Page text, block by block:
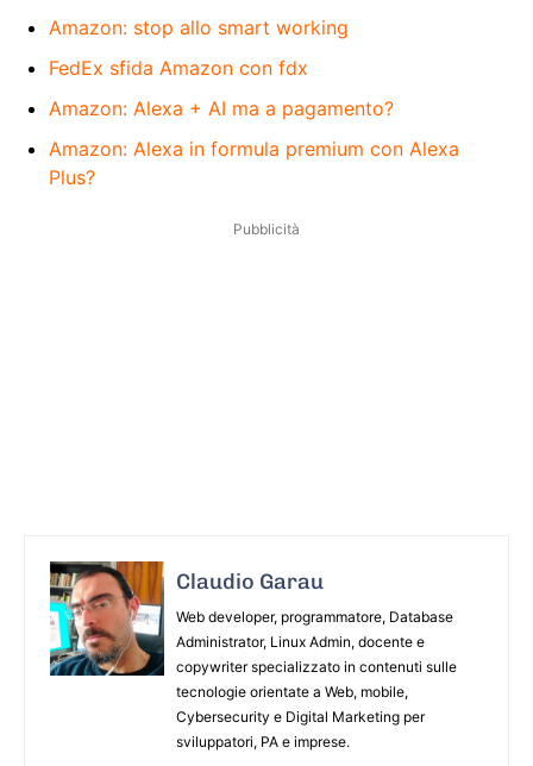
Amazon: stop allo smart working
FedEx sfida Amazon con fdx
Amazon: Alexa + AI ma a pagamento?
Amazon: Alexa in formula premium con Alexa
Plus?
Pubblicità
Claudio Garau
Web developer, programmatore, Database
Administrator, Linux Admin, docente e
copywriter specializzato in contenuti sulle
tecnologie orientate a Web, mobile,
Cybersecurity e Digital Marketing per
sviluppatori, PA e imprese.